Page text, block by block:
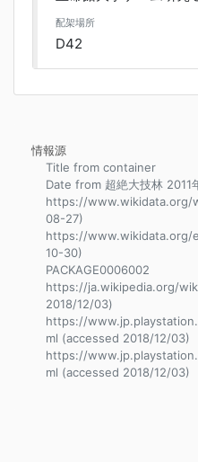
配架場所
D42
情報源
Title from container
Date from 超絶大技林 2011
https://www.wikidata.org/
08-27)
https://www.wikidata.org/
10-30)
PACKAGE0006002
https://ja.wikipedia.org/
2018/12/03)
https://
ml (accessed 2018/12/03)
https://
ml (accessed 2018/12/03)